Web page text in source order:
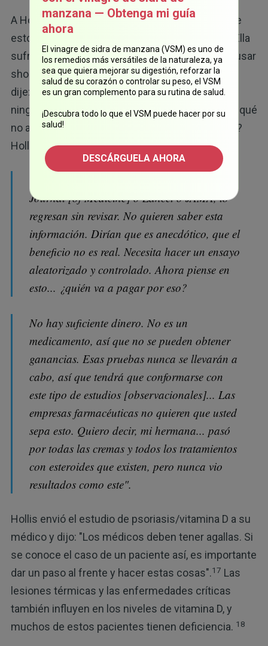
A Hollis no le sorprendieron los resultados. "Hice
esto por mi hermana hace 10 años", comentó. "Ella
sufría de eczema ectópico, psoriasis. No podía usar
shorts porque tenía cicatrices en las piernas. Le
dije: 'Haz esto', [toma vitamina D], y no ha tenido
ningún problema en los últimos 10 años".
¿Por qué
no administran esto como tratamiento estándar?
Hollis añadió lo siguiente:
Journal [of Medicine] o Lancet o JAMA, lo
regresan sin revisar. No quieren saber esta
información. Dirían que es anecdótico, que el
beneficio no es real. Necesita hacer un ensayo
aleatorizado y controlado. Ahora piense en
esto... ¿quién va a pagar por eso?
No hay suficiente dinero. No es un
medicamento, así que no se pueden obtener
ganancias. Esas pruebas nunca se llevarán a
cabo, así que tendrá que conformarse con
este tipo de estudios [observacionales]... Las
empresas farmacéuticas no quieren que usted
sepa esto. Quiero decir, mi hermana... pasó
por todas las cremas y todos los tratamientos
con esteroides que existen, pero nunca vio
resultados como este".
Hollis envió el estudio de psoriasis/vitamina D a su
médico y dijo: "Los médicos deben tener agallas. Si
se conoce el caso de un paciente así, es importante
dar un paso al frente y hacer estas cosas".17 Las
lesiones térmicas y las enfermedades críticas
también influyen en los niveles de vitamina D, y
muchos de estos pacientes tienen deficiencia. 18
manzana — Obtenga mi guía
ahora
El vinagre de sidra de manzana (VSM) es uno de
los remedios más versátiles de la naturaleza, ya
sea que quiera mejorar su digestión, reforzar la
salud de su corazón o controlar su peso, el VSM
es un gran complemento para su rutina de salud.
¡Descubra todo lo que el VSM puede hacer por su
salud!
DESCÁRGUELA AHORA